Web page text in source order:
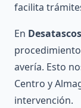
facilita
En
avería. Esto
Centro y
intervención.